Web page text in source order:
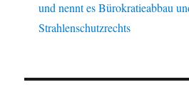
und nennt es Bürokratieabbau
Strahlenschutzrechts